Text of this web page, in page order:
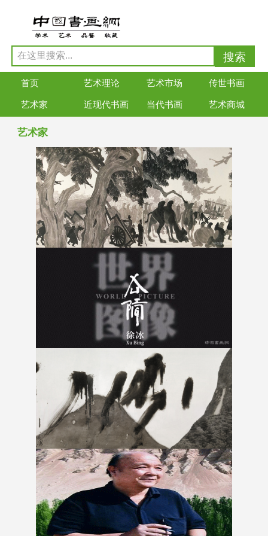
首页 艺术理论 艺术市场 传世书画
艺术家 近现代书画 当代书画 艺术商城
艺术家